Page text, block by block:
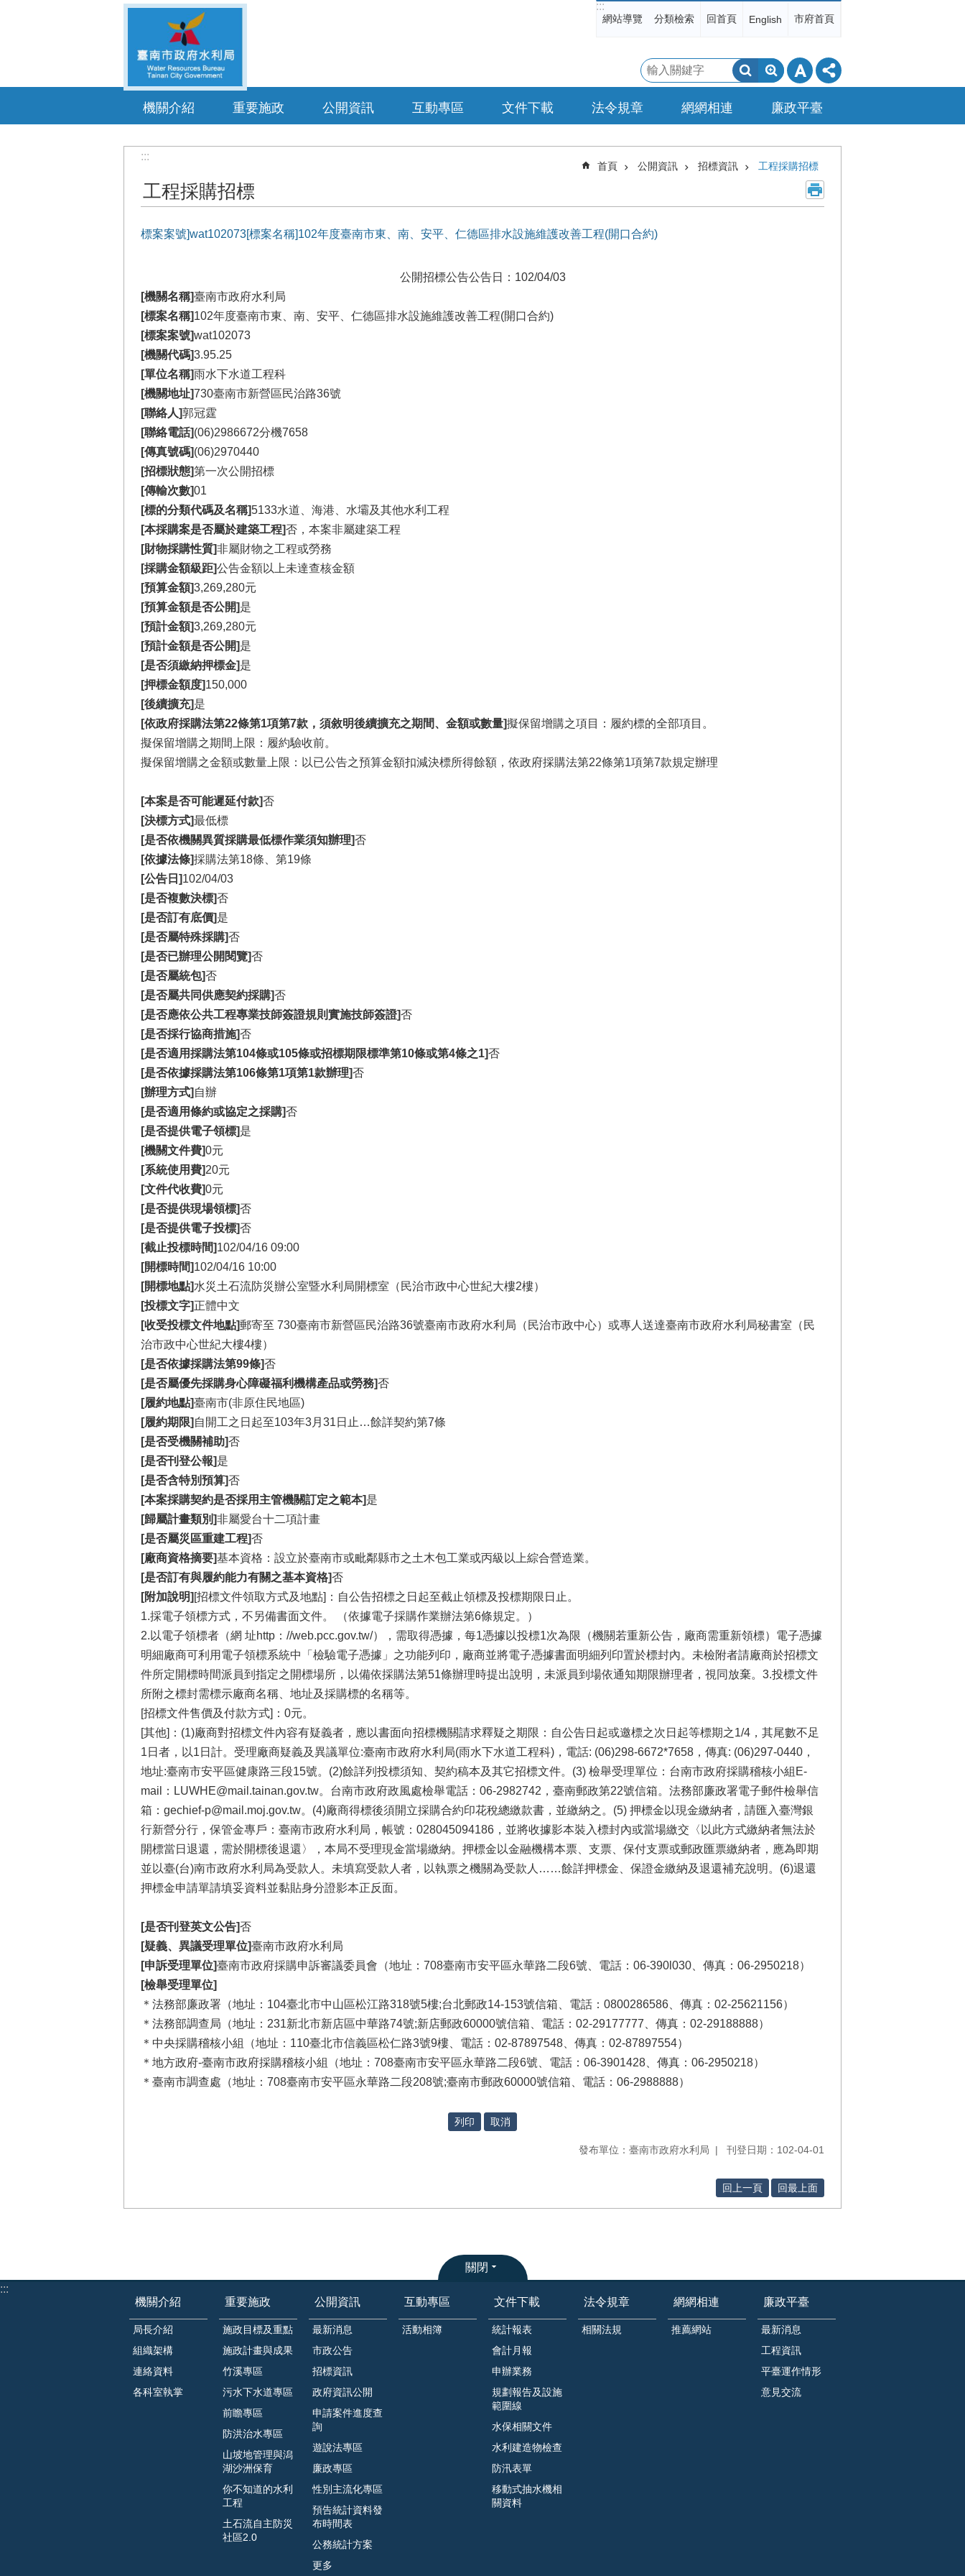
:::
網站導覽 分類檢索 回首頁 English 市府首頁
搜
尋
機關介紹 重要施政 公開資訊 互動專區 文件下載 法令規章 網網相連 廉政平臺
:::
首頁 公開資訊 招標資訊 工程採購招標
工程採購招標
標案案號]wat102073[標案名稱]102年度臺南市東、南、安平、仁德區排水設施維護改善工程(開口合約)
公開招標公告公告日：102/04/03
[機關名稱]臺南市政府水利局
[標案名稱]102年度臺南市東、南、安平、仁德區排水設施維護改善工程(開口合約)
[標案案號]wat102073
[機關代碼]3.95.25
[單位名稱]雨水下水道工程科
[機關地址]730臺南市新營區民治路36號
[聯絡人]郭冠霆
[聯絡電話](06)2986672分機7658
[傳真號碼](06)2970440
[招標狀態]第一次公開招標
[傳輸次數]01
[標的分類代碼及名稱]5133水道、海港、水壩及其他水利工程
[本採購案是否屬於建築工程]否，本案非屬建築工程
[財物採購性質]非屬財物之工程或勞務
[採購金額級距]公告金額以上未達查核金額
[預算金額]3,269,280元
[預算金額是否公開]是
[預計金額]3,269,280元
[預計金額是否公開]是
[是否須繳納押標金]是
[押標金額度]150,000
[後續擴充]是
[依政府採購法第22條第1項第7款，須敘明後續擴充之期間、金額或數量]擬保留增購之項目：履約標的全部項目。
擬保留增購之期間上限：履約驗收前。
擬保留增購之金額或數量上限：以已公告之預算金額扣減決標所得餘額，依政府採購法第22條第1項第7款規定辦理
[本案是否可能遲延付款]否
[決標方式]最低標
[是否依機關異質採購最低標作業須知辦理]否
[依據法條]採購法第18條、第19條
[公告日]102/04/03
[是否複數決標]否
[是否訂有底價]是
[是否屬特殊採購]否
[是否已辦理公開閱覽]否
[是否屬統包]否
[是否屬共同供應契約採購]否
[是否應依公共工程專業技師簽證規則實施技師簽證]否
[是否採行協商措施]否
[是否適用採購法第104條或105條或招標期限標準第10條或第4條之1]否
[是否依據採購法第106條第1項第1款辦理]否
[辦理方式] 自辦
[是否適用條約或協定之採購]否
[是否提供電子領標]是
[機關文件費]0元
[系統使用費]20元
[文件代收費]0元
[是否提供現場領標]否
[是否提供電子投標]否
[截止投標時間]102/04/16 09:00
[開標時間]102/04/16 10:00
[開標地點]水災土石流防災辦公室暨水利局開標室（民治市政中心世紀大樓2樓）
[投標文字] 正體中文
[收受投標文件地點]郵寄至 730臺南市新營區民治路36號臺南市政府水利局（民治市政中心）或專人送達臺南市政府水利局秘書室（民
治市政中心世紀大樓4樓）
[是否依據採購法第99條]否
[是否屬優先採購身心障礙福利機構產品或勞務]否
[履約地點]臺南市(非原住民地區)
[履約期限] 自開工之日起至103年3月31日止…餘詳契約第7條
[是否受機關補助]否
[是否刊登公報]是
[是否含特別預算]否
[本案採購契約是否採用主管機關訂定之範本]是
[歸屬計畫類別]非屬愛台十二項計畫
[是否屬災區重建工程]否
[廠商資格摘要]基本資格：設立於臺南市或毗鄰縣市之土木包工業或丙級以上綜合營造業。
[是否訂有與履約能力有關之基本資格]否
[附加說明] [招標文件領取方式及地點]：自公告招標之日起至截止領標及投標期限日止。
1.採電子領標方式，不另備書面文件。 （依據電子採購作業辦法第6條規定。）
2.以電子領標者（網 址http：//web.pcc.gov.tw/），需取得憑據，每1憑據以投標1次為限（機關若重新公告，廠商需重新領標）電子憑據
明細廠商可利用電子領標系統中「檢驗電子憑據」之功能列印，廠商並將電子憑據書面明細列印置於標封內。未檢附者請廠商於招標文
件所定開標時間派員到指定之開標場所，以備依採購法第51條辦理時提出說明，未派員到場依通知期限辦理者，視同放棄。3.投標文件
所附之標封需標示廠商名稱、地址及採購標的名稱等。
[招標文件售價及付款方式]：0元。
[其他]：(1)廠商對招標文件內容有疑義者，應以書面向招標機關請求釋疑之期限：自公告日起或邀標之次日起等標期之1/4，其尾數不足
1日者，以1日計。受理廠商疑義及異議單位:臺南市政府水利局(雨水下水道工程科)，電話: (06)298-6672*7658，傳真: (06)297-0440，
地址:臺南市安平區健康路三段15號。(2)餘詳列投標須知、契約稿本及其它招標文件。(3) 檢舉受理單位：台南市政府採購稽核小組E-
mail：LUWHE@mail.tainan.gov.tw。台南市政府政風處檢舉電話：06-2982742，臺南郵政第22號信箱。法務部廉政署電子郵件檢舉信
箱：gechief-p@mail.moj.gov.tw。(4)廠商得標後須開立採購合約印花稅總繳款書，並繳納之。(5) 押標金以現金繳納者，請匯入臺灣銀
行新營分行，保管金專戶：臺南市政府水利局，帳號：028045094186，並將收據影本裝入標封內或當場繳交〈以此方式繳納者無法於
開標當日退還，需於開標後退還〉，本局不受理現金當場繳納。押標金以金融機構本票、支票、保付支票或郵政匯票繳納者，應為即期
並以臺(台)南市政府水利局為受款人。未填寫受款人者，以執票之機關為受款人……餘詳押標金、保證金繳納及退還補充說明。(6)退還
押標金申請單請填妥資料並黏貼身分證影本正反面。
[是否刊登英文公告]否
[疑義、異議受理單位]臺南市政府水利局
[申訴受理單位]臺南市政府採購申訴審議委員會（地址：708臺南市安平區永華路二段6號、電話：06-390l030、傳真：06-2950218）
[檢舉受理單位]
＊法務部廉政署（地址：104臺北市中山區松江路318號5樓;台北郵政14-153號信箱、電話：0800286586、傳真：02-25621156）
＊法務部調查局（地址：231新北市新店區中華路74號;新店郵政60000號信箱、電話：02-29177777、傳真：02-29188888）
＊中央採購稽核小組（地址：110臺北市信義區松仁路3號9樓、電話：02-87897548、傳真：02-87897554）
＊地方政府-臺南市政府採購稽核小組（地址：708臺南市安平區永華路二段6號、電話：06-3901428、傳真：06-2950218）
＊臺南市調查處（地址：708臺南市安平區永華路二段208號;臺南市郵政60000號信箱、電話：06-2988888）
發布單位：臺南市政府水利局 刊登日期：102-04-01
回上一頁 回最上面
關閉
:::
機關介紹
局長介紹
組織架構
連絡資料
各科室執掌
重要施政
施政目標及重點
施政計畫與成果
竹溪專區
污水下水道專區
前瞻專區
防洪治水專區
山坡地管理與潟
湖沙洲保育
你不知道的水利
工程
土石流自主防災
社區2.0
公開資訊
最新消息
市政公告
招標資訊
政府資訊公開
申請案件進度查
詢
遊說法專區
廉政專區
性別主流化專區
預告統計資料發
布時間表
公務統計方案
更多
互動專區
活動相簿
文件下載
統計報表
會計月報
申辦業務
規劃報告及設施
範圍線
水保相關文件
水利建造物檢查
防汛表單
移動式抽水機相
關資料
法令規章
相關法規
網網相連
推薦網站
廉政平臺
最新消息
工程資訊
平臺運作情形
意見交流